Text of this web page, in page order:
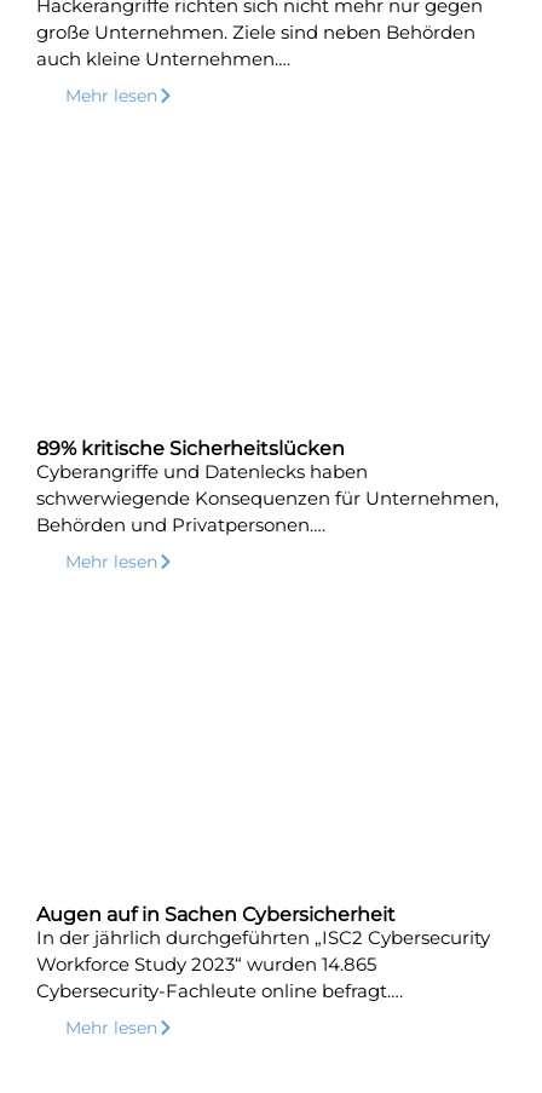
Hackerangriffe richten sich nicht mehr nur gegen
große Unternehmen. Ziele sind neben Behörden
auch kleine Unternehmen….
Mehr lesen
89% kritische Sicherheitslücken
Cyberangriffe und Datenlecks haben
schwerwiegende Konsequenzen für Unternehmen,
Behörden und Privatpersonen….
Mehr lesen
Augen auf in Sachen Cybersicherheit
In der jährlich durchgeführten „ISC2 Cybersecurity
Workforce Study 2023“ wurden 14.865
Cybersecurity-Fachleute online befragt….
Mehr lesen